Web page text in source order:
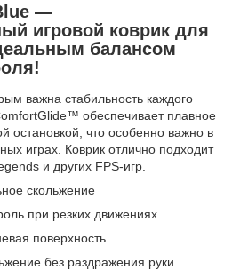
—
игровой коврик для
балансом
важна стабильность каждого
обеспечивает плавное
остановкой, что особенно важно в
играх. Коврик отлично подходит
и других FPS-игр.
скольжение
при резких движениях
поверхность
без раздражения руки